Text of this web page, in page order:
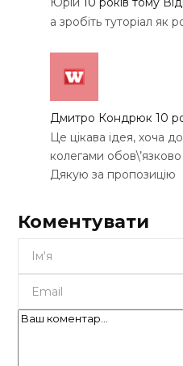
а зробіть туторіал як
Дмитро Кондрюк 10
Це цікава ідея, хоча
колегами
Дякую за пропозицію
Коментувати